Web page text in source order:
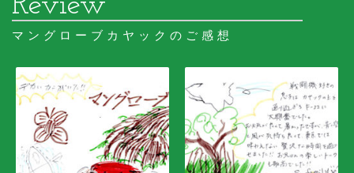
マングローブカヤックのご感想